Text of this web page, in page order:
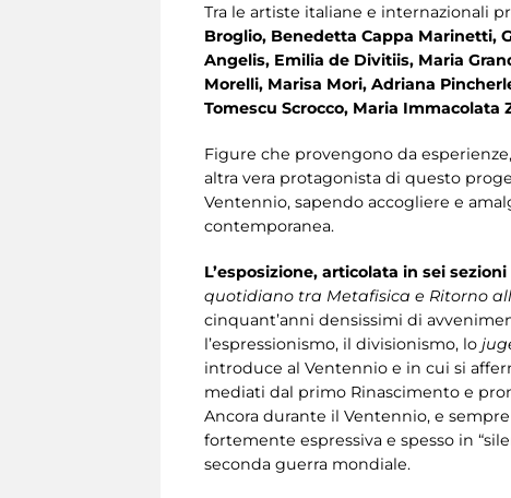
Tra le artiste italiane e internazionali
Broglio, Benedetta Cappa Marinetti,
Angelis, Emilia de Divitiis, Maria
Morelli, Marisa Mori, Adriana
Tomescu Scrocco, Maria
Figure che provengono da
altra vera protagonista di questo
Ventennio, sapendo accogliere e
contemporanea.
L’esposizione, articolata in sei sezioni
quotidiano tra Metafisica e Ritorno
cinquant’anni densissimi di
l’espressionismo, il divisionismo, lo
introduce al Ventennio e in cui si
mediati dal primo Rinascimento e
Ancora durante il Ventennio, e
fortemente espressiva e spesso in
seconda guerra mondiale.